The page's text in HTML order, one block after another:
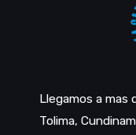
Llegamos a mas
Tolima,